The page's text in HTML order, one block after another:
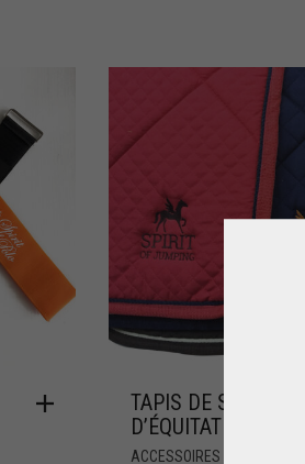
TAPIS DE SELLE
D’ÉQUITATION
ACCESSOIRES CHEVAL